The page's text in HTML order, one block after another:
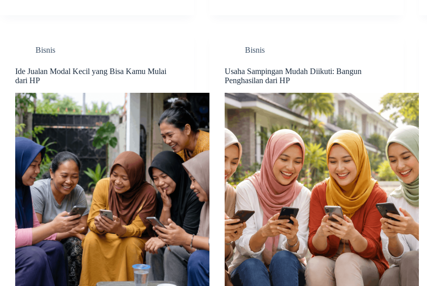
Bisnis
Ide Jualan Modal Kecil yang Bisa Kamu Mulai
dari HP
Bisnis
Usaha Sampingan Mudah Diikuti: Bangun
Penghasilan dari HP